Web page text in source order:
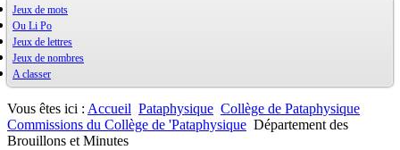
Jeux de mots
OuXPo
Contrepets
Palindromes
Jeux de mots divers
Récréamots
Glossaire des figures de style
Chansonnances
Anaphore
Ou Li Po
OuLiPo
Base de la Bibliothèque Oulipienne
Oulipiens
G. Perec
Bibliographie
Les jeux
Alphabet
Ecrit par des oulipiens
Jeux de lettres
Jeux de nombres
Ludimath
Base Ludimath
Ludimaths : bibliographie
Nombres premiers
Carrés magiques
A classer
Vous êtes ici : Accueil Pataphysique Collège de Pataphysique
Commissions du Collège de 'Pataphysique Département des
Brouillons et Minutes